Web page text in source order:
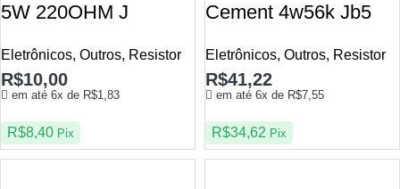
5W 220OHM J
Eletrônicos, Outros, Resistor
R$10,00
em até 6x de R$1,83
R$8,40 Pix
Cement 4w56k Jb5
Eletrônicos, Outros, Resistor
R$41,22
em até 6x de R$7,55
R$34,62 Pix